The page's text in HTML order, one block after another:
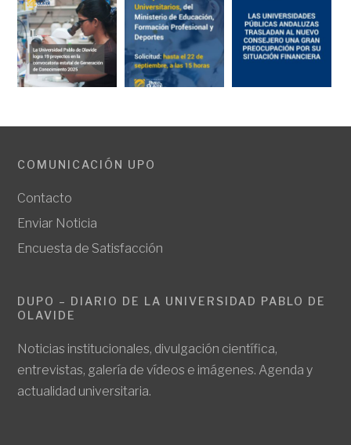
COMUNICACIÓN UPO
Contacto
Enviar Noticia
Encuesta de Satisfacción
DUPO – DIARIO DE LA UNIVERSIDAD PABLO DE
OLAVIDE
Noticias institucionales, divulgación científica,
entrevistas, galería de vídeos e imágenes. Agenda y
actualidad universitaria.